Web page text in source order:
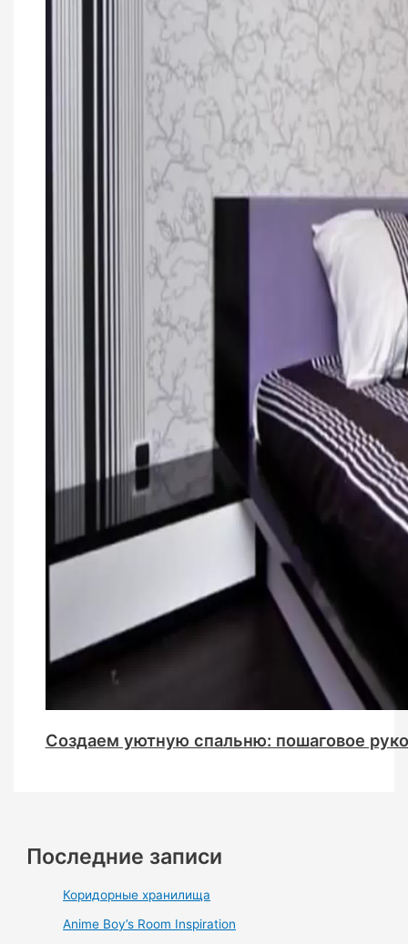
Создаем уютную спальню: пошаговое
Последние записи
Коридорные хранилища
Anime Boy’s Room Inspiration